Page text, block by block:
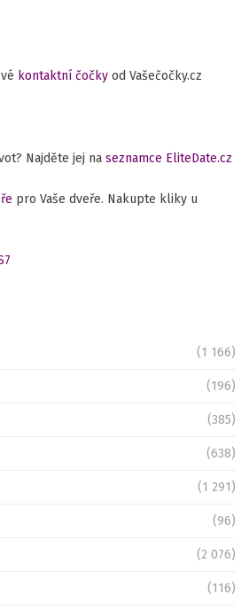
kontaktní čočky od Vašečočky.cz
Najděte jej na seznamce EliteDate.cz
pro Vaše dveře. Nakupte kliky u
(1 166)
(196)
(385)
(638)
(1 291)
(96)
(2 076)
(116)